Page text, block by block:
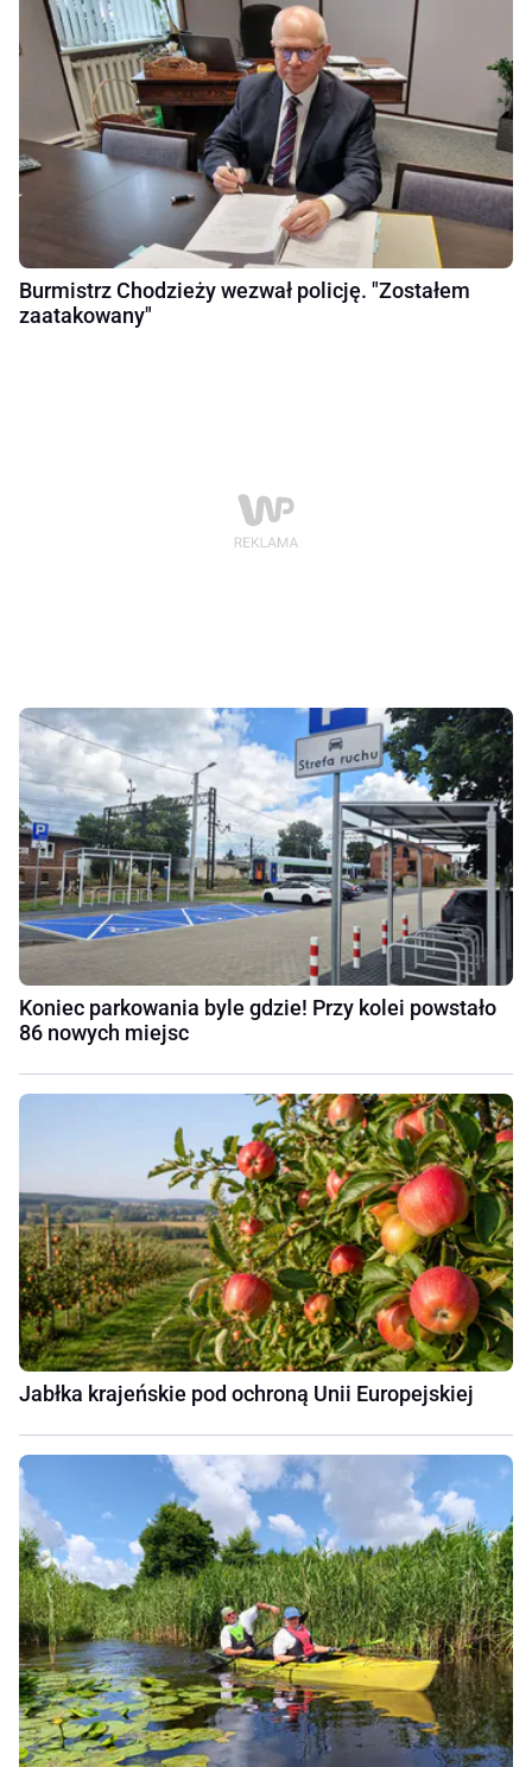
Burmistrz Chodzieży wezwał policję. "Zostałem
zaatakowany"
Koniec parkowania byle gdzie! Przy kolei powstało
86 nowych miejsc
Jabłka krajeńskie pod ochroną Unii Europejskiej